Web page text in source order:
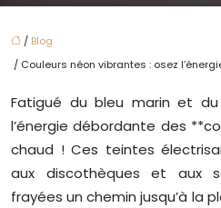
/ Blog
/ Couleurs néon vibrantes : osez
Fatigué du bleu marin et
l’énergie débordante des
chaud ! Ces teintes
aux discothèques et aux
frayées un chemin jusqu’à la